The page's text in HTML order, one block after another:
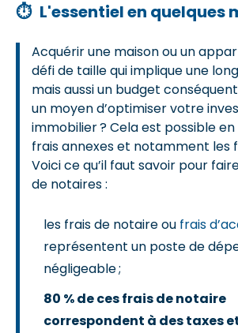
⏱ L'essentiel en quelques
Acquérir une maison ou un
défi de taille qui implique une
mais aussi un budget
un moyen d’optimiser votre
immobilier ? Cela est possible
frais annexes et notamment les
Voici ce qu’il faut savoir pour
de notaires :
les frais de notaire ou frais
représentent un poste de
négligeable ;
80 % de ces frais de notaire
correspondent à des taxes